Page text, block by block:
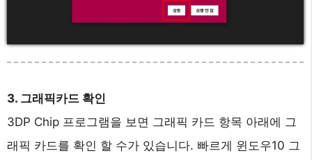
3. 그래픽카드 확인
3DP Chip 프로그램을 보면 그래픽 카드 항목 아래에 그
래픽 카드를 확인 할 수가 있습니다. 빠르게 윈도우10 그